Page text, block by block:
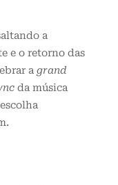
a
e o retorno das
a grand
da música